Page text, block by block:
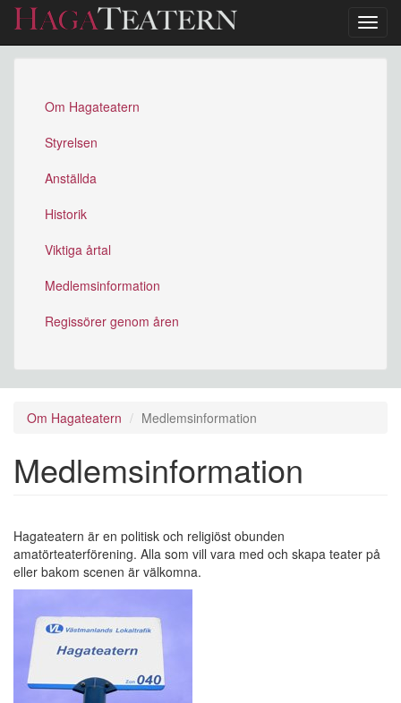
huvudinnehållOm Hagateatern
Styrelsen
Anställda
Historik
Viktiga årtal
Medlemsinformation
Regissörer genom åren
Om Hagateatern Medlemsinformation
Medlemsinformation
Hagateatern är en politisk och religiöst obunden
amatörteaterförening. Alla som vill vara med och skapa teater på
eller bakom scenen är välkomna.